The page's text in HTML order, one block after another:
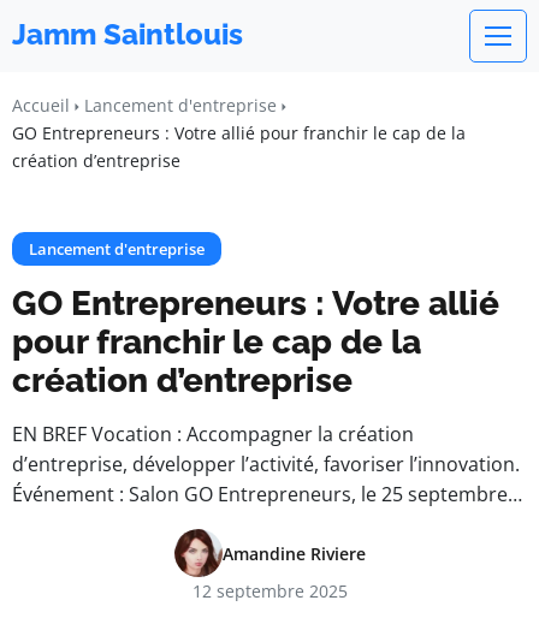
Jamm Saintlouis
Accueil
Lancement d'entreprise
GO Entrepreneurs : Votre allié pour franchir le cap de la
création d’entreprise
Lancement d'entreprise
GO Entrepreneurs : Votre allié
pour franchir le cap de la
création d’entreprise
EN BREF Vocation : Accompagner la création
d’entreprise, développer l’activité, favoriser l’innovation.
Événement : Salon GO Entrepreneurs, le 25 septembre…
Amandine Riviere
12 septembre 2025